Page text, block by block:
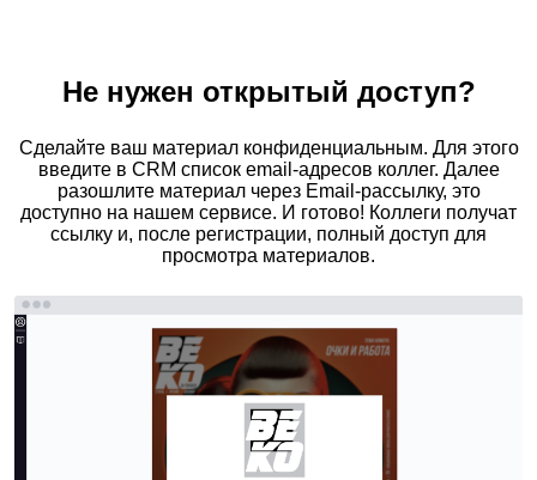
Не нужен открытый доступ?
Сделайте ваш материал конфиденциальным. Для этого
введите в CRM список email-адресов коллег. Далее
разошлите материал через Email-рассылку, это
доступно на нашем сервисе. И готово! Коллеги получат
ссылку и, после регистрации, полный доступ для
просмотра материалов.